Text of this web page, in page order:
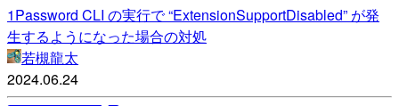
1Password CLI の実行で “ExtensionSupportDisabled” が発
生するようになった場合の対処
若槻龍太
2024.06.24